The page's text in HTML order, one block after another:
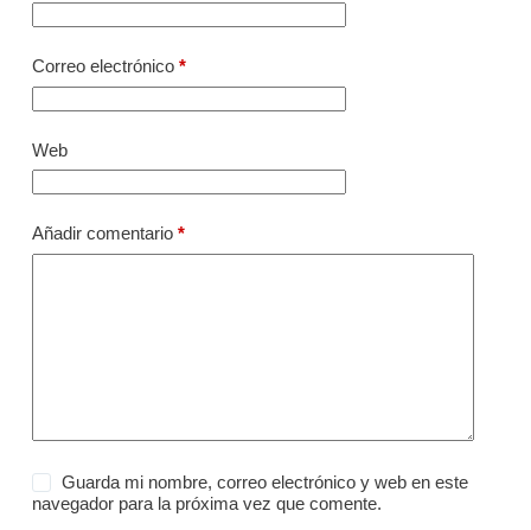
Correo electrónico*
Web
Añadir comentario*
Guarda mi nombre, correo electrónico y web en este
navegador para la próxima vez que comente.